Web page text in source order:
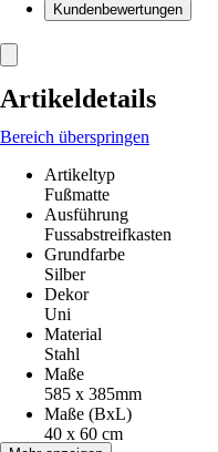
Kundenbewertungen
Artikeldetails
Bereich überspringen
Artikeltyp
Fußmatte
Ausführung
Fussabstreifkasten
Grundfarbe
Silber
Dekor
Uni
Material
Stahl
Maße
585 x 385mm
Maße (BxL)
40 x 60 cm